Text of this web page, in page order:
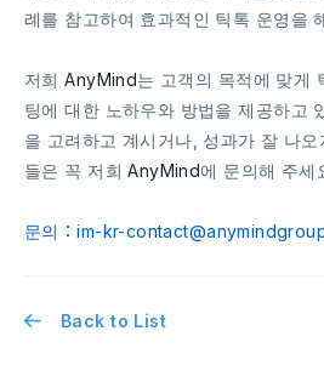
례를 참고하여 효과적인 틱톡 운영을
저희AnyMind는 고객의 목적에 맞게
팅에 대한 노하우와 방법을 제공하고
을 고려하고 계시거나, 성과가 잘 나
들은 꼭 저희AnyMind에 문의해 주세
문의：im-kr-
Back to List